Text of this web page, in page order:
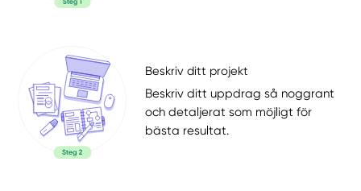
Beskriv ditt projekt
Beskriv ditt uppdrag så noggrant
och detaljerat som möjligt för
bästa resultat.